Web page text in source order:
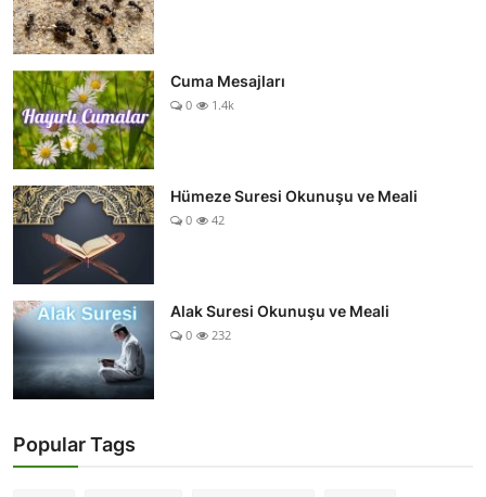
Cuma Mesajları
0 1.4k
Hümeze Suresi Okunuşu ve Meali
0 42
Alak Suresi Okunuşu ve Meali
0 232
Popular Tags